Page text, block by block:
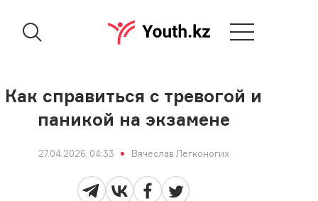
Как справиться с тревогой и
паникой на экзамене
27.04.2026, 04:33 Вячеслав Легконогих